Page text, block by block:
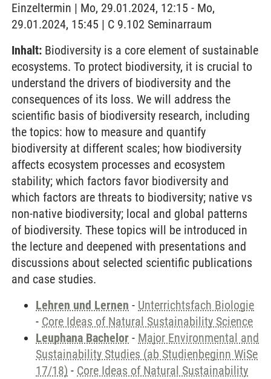
Einzeltermin | Mo, 29.01.2024, 12:15 - Mo,
29.01.2024, 15:45 | C 9.102 Seminarraum
Inhalt: Biodiversity is a core element of sustainable
ecosystems. To protect biodiversity, it is crucial to
understand the drivers of biodiversity and the
consequences of its loss. We will address the
scientific basis of biodiversity research, including
the topics: how to measure and quantify
biodiversity at different scales; how biodiversity
affects ecosystem processes and ecosystem
stability; which factors favor biodiversity and
which factors are threats to biodiversity; native vs
non-native biodiversity; local and global patterns
of biodiversity. These topics will be introduced in
the lecture and deepened with presentations and
discussions about selected scientific publications
and case studies.
Lehren und Lernen - Unterrichtsfach Biologie
- Core Ideas of Natural Sustainability Science
Leuphana Bachelor - Major Environmental and
Sustainability Studies (ab Studienbeginn WiSe
17/18) - Core Ideas of Natural Sustainability